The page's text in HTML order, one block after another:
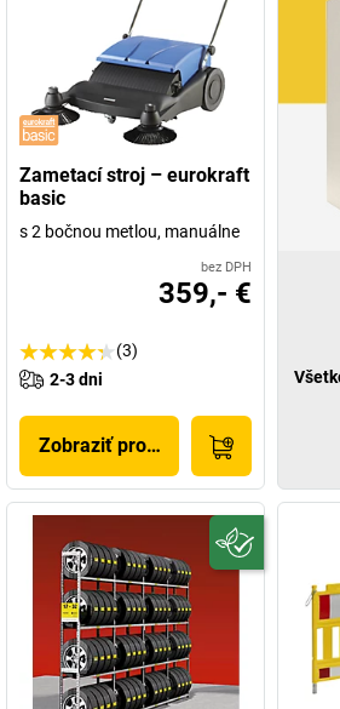
Zametací stroj – eurokraft
basic
s 2 bočnou metlou, manuálne
bez DPH
359,- €
(3)
2-3 dni
Zobraziť produkt